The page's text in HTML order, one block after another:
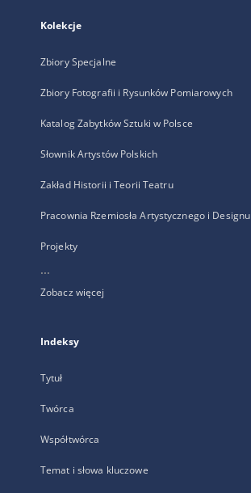
Kolekcje
Zbiory Specjalne
Zbiory Fotografii i Rysunków Pomiarowych
Katalog Zabytków Sztuki w Polsce
Słownik Artystów Polskich
Zakład Historii i Teorii Teatru
Pracownia Rzemiosła Artystycznego i Designu
Projekty
...
Zobacz więcej
Indeksy
Tytuł
Twórca
Współtwórca
Temat i słowa kluczowe